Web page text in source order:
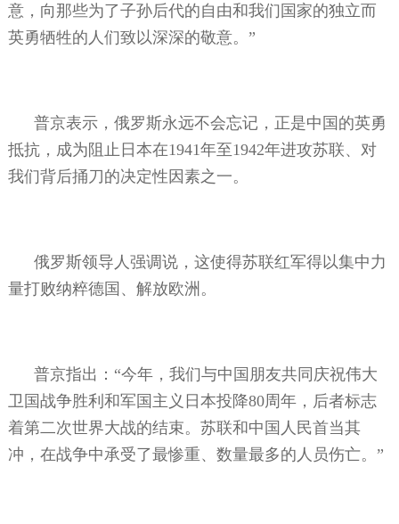
意，向那些为了子孙后代的自由和我们国家的独立而
英勇牺牲的人们致以深深的敬意。”
普京表示，俄罗斯永远不会忘记，正是中国的英勇
抵抗，成为阻止日本在1941年至1942年进攻苏联、对
我们背后捅刀的决定性因素之一。
俄罗斯领导人强调说，这使得苏联红军得以集中力
量打败纳粹德国、解放欧洲。
普京指出：“今年，我们与中国朋友共同庆祝伟大
卫国战争胜利和军国主义日本投降80周年，后者标志
着第二次世界大战的结束。苏联和中国人民首当其
冲，在战争中承受了最惨重、数量最多的人员伤亡。”